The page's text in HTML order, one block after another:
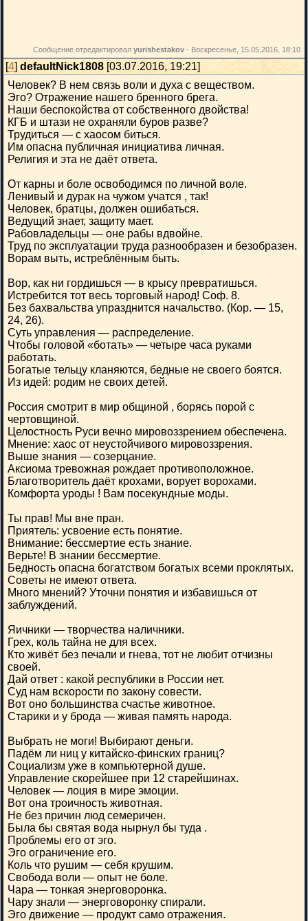
Сообщение отредактировал yurishestakov - Воскресенье, 15.05.2016, 18:10
[4] defaultNick1808 [03.07.2016, 19:21]
Человек? В нем связь воли и духа с веществом.
Эго? Отражение нашего бренного брега.
Наши беспокойства от собственного двойства!
КГБ и штази не охраняли буров разве?
Трудиться — с хаосом биться.
Им опасна публичная инициатива личная.
Религия и эта не даёт ответа.
От карны и боле освободимся по личной воле.
Ленивый и дурак на чужом учатся , так!
Человек, братцы, должен ошибаться.
Ведущий знает, защиту мает.
Рабовладельцы — оне рабы вдвойне.
Труд по эксплуатации труда разнообразен и безобразен.
Ворам выть, истреблённым быть.
Вор, как ни гордишься — в крысу превратишься.
Истребится тот весь торговый народ! Соф. 8.
Без бахвальства упразднится начальство. (Кор. — 15,
24, 26).
Суть управления — распределение.
Чтобы головой «ботать» — четыре часа руками
работать.
Богатые тельцу кланяются, бедные не своего боятся.
Из идей: родим не своих детей.
Россия смотрит в мир общиной , борясь порой с
чертовщиной.
Целостность Руси вечно мировоззрением обеспечена.
Мнение: хаос от неустойчивого мировоззрения.
Выше знания — созерцание.
Аксиома тревожная рождает противоположное.
Благотворитель даёт крохами, ворует ворохами.
Комфорта уроды ! Вам посекундные моды.
Ты прав! Мы вне пран.
Приятель: усвоение есть понятие.
Внимание: бессмертие есть знание.
Верьте! В знании бессмертие.
Бедность опасна богатством богатых всеми проклятых.
Советы не имеют ответа.
Много мнений? Уточни понятия и избавишься от
заблуждений.
Яичники — творчества наличники.
Грех, коль тайна не для всех.
Кто живёт без печали и гнева, тот не любит отчизны
своей.
Дай ответ : какой республики в России нет.
Суд нам вскорости по закону совести.
Вот оно большинства счастье животное.
Старики и у брода — живая память народа.
Выбрать не моги! Выбирают деньги.
Падём ли ниц у китайско-финских границ?
Социализм уже в компьютерной душе.
Управление скорейшее при 12 старейшинах.
Человек — лоция в мире эмоции.
Вот она троичность животная.
Не без причин люд семеричен.
Была бы святая вода нырнул бы туда .
Проблемы его от эго.
Эго ограничение его.
Коль что рушим — себя крушим.
Свобода воли — опыт не боле.
Чара — тонкая энерговоронка.
Чару знали — энерговоронку спирали.
Эго движение — продукт само отражения.